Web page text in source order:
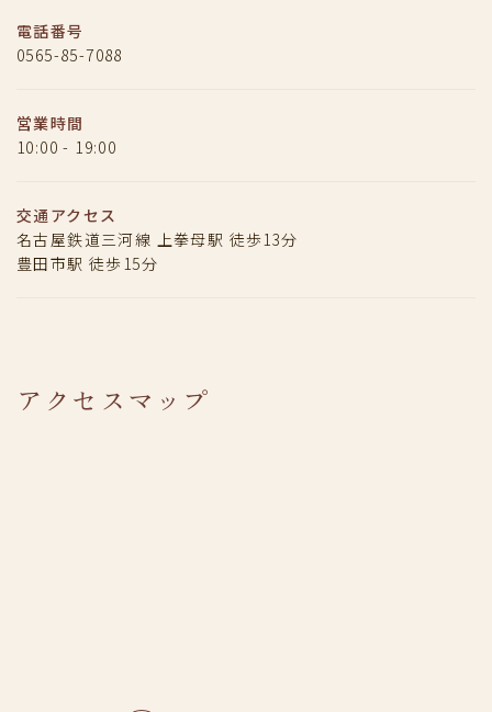
電話番号
0565-85-7088
営業時間
10:00 - 19:00
交通アクセス
名古屋鉄道三河線 上拳母駅 徒歩13分
豊田市駅 徒歩15分
アクセスマップ